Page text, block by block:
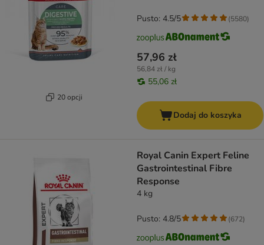
20 opcji
57,96 zł
56,84 zł / kg
55,06 zł
Pusto: 4.5/5 (5580)
Dodaj do koszyka
Royal Canin Expert Feline
Gastrointestinal Fibre
Response
4 kg
Pusto: 4.8/5 (672)